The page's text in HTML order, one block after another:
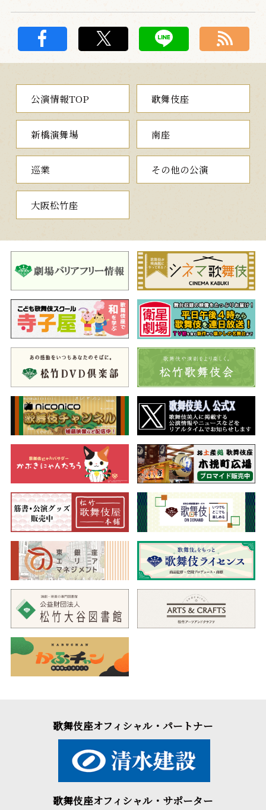
公演情報TOP 歌舞伎座
新橋演舞場 南座
巡業 その他の公演
大阪松竹座
歌舞伎座オフィシャル・パートナー
歌舞伎座オフィシャル・サポーター